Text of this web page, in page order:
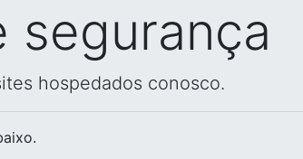
segurança
hospedados conosco.